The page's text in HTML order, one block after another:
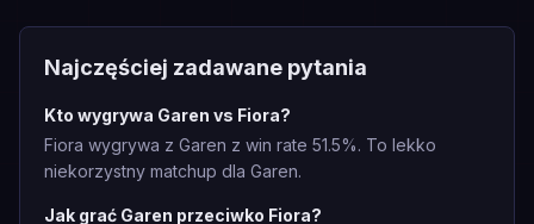
Najczęściej zadawane pytania
Kto wygrywa Garen vs Fiora?
Fiora wygrywa z Garen z win rate 51.5%. To lekko
niekorzystny matchup dla Garen.
Jak grać Garen przeciwko Fiora?